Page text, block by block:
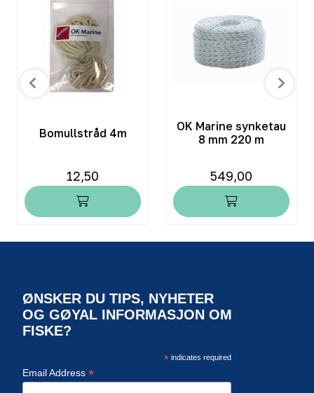
Bomullstråd 4m
12,50
OK Marine synketau
8 mm 220 m
549,00
ØNSKER DU TIPS, NYHETER
OG GØYAL INFORMASJON OM
FISKE?
*indicates required
Email Address *